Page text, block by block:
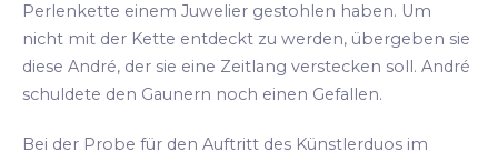
Perlenkette einem Juwelier gestohlen haben. Um
nicht mit der Kette entdeckt zu werden, übergeben sie
diese André, der sie eine Zeitlang verstecken soll. André
schuldete den Gaunern noch einen Gefallen.
Bei der Probe für den Auftritt des Künstlerduos im